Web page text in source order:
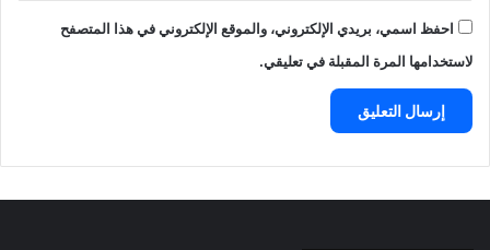
احفظ اسمي، بريدي الإلكتروني، والموقع الإلكتروني في هذا المتصفح
لاستخدامها المرة المقبلة في تعليقي.